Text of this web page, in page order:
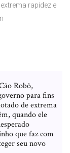
rapidez e
Robô,
para fins
de extrema
quando ele
que faz com
seu novo